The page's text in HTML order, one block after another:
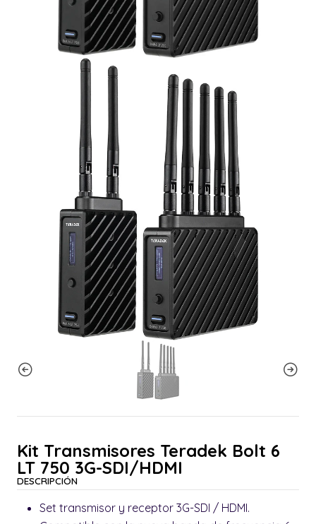
Kit Transmisores Teradek Bolt 6
LT 750 3G-SDI/HDMI
DESCRIPCIÓN
Set transmisor y receptor 3G-SDI / HDMI.